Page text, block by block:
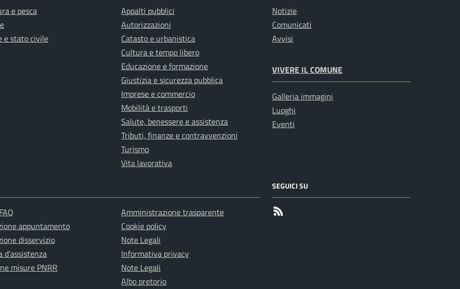
e pesca
e stato civile
Appalti pubblici
Autorizzazioni
Catasto e urbanistica
Cultura e tempo libero
Educazione e formazione
Giustizia e sicurezza pubblica
Imprese e commercio
Mobilità e trasporti
Salute, benessere e assistenza
Tributi, finanze e contravvenzioni
Turismo
Vita lavorativa
Notizie
Comunicati
Avvisi
VIVERE IL COMUNE
Galleria immagini
Luoghi
Eventi
appuntamento
disservizio
d'assistenza
misure PNRR
Amministrazione trasparente
Cookie policy
Note Legali
Informativa privacy
Note Legali
Albo pretorio
SEGUICI SU